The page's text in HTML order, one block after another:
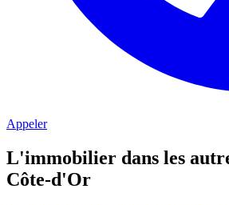
Appeler
L'immobilier dans les
Côte-d'Or